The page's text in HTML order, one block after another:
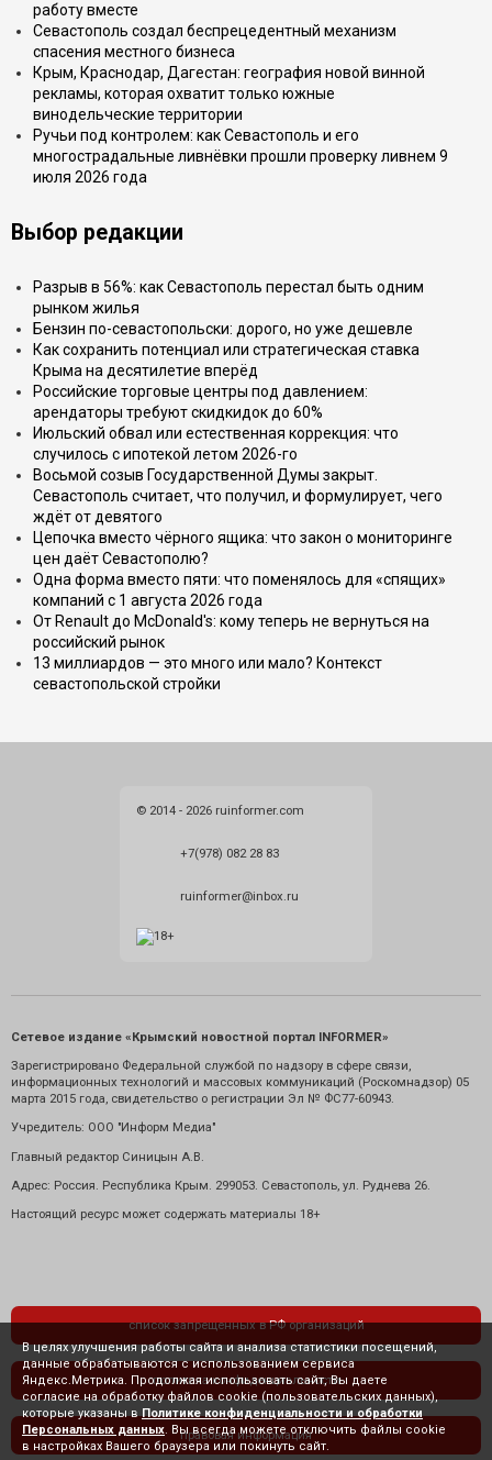
работу вместе
Севастополь создал беспрецедентный механизм
спасения местного бизнеса
Крым, Краснодар, Дагестан: география новой винной
рекламы, которая охватит только южные
винодельческие территории
Ручьи под контролем: как Севастополь и его
многострадальные ливнёвки прошли проверку ливнем 9
июля 2026 года
Выбор редакции
Разрыв в 56%: как Севастополь перестал быть одним
рынком жилья
Бензин по-севастопольски: дорого, но уже дешевле
Как сохранить потенциал или стратегическая ставка
Крыма на десятилетие вперёд
Российские торговые центры под давлением:
арендаторы требуют скидкидок до 60%
Июльский обвал или естественная коррекция: что
случилось с ипотекой летом 2026-го
Восьмой созыв Государственной Думы закрыт.
Севастополь считает, что получил, и формулирует, чего
ждёт от девятого
Цепочка вместо чёрного ящика: что закон о мониторинге
цен даёт Севастополю?
Одна форма вместо пяти: что поменялось для «спящих»
компаний с 1 августа 2026 года
От Renault до McDonald's: кому теперь не вернуться на
российский рынок
13 миллиардов — это много или мало? Контекст
севастопольской стройки
© 2014 - 2026 ruinformer.com
+7(978) 082 28 83
ruinformer@inbox.ru
Сетевое издание «Крымский новостной портал INFORMER»
Зарегистрировано Федеральной службой по надзору в сфере связи,
информационных технологий и массовых коммуникаций (Роскомнадзор) 05
марта 2015 года, свидетельство о регистрации Эл № ФС77-60943.
Учредитель: ООО "Информ Медиа"
Главный редактор Синицын А.В.
Адрес: Россия. Республика Крым. 299053. Севастополь, ул. Руднева 26.
Настоящий ресурс может содержать материалы 18+
список запрещенных в РФ организаций
политика конфиденциальности
правовая информация
В целях улучшения работы сайта и анализа статистики посещений,
данные обрабатываются с использованием сервиса
Яндекс.Метрика. Продолжая использовать сайт, Вы даете
согласие на обработку файлов cookie (пользовательских данных),
которые указаны в Политике конфиденциальности и обработки
Персональных данных . Вы всегда можете отключить файлы cookie
в настройках Вашего браузера или покинуть сайт.